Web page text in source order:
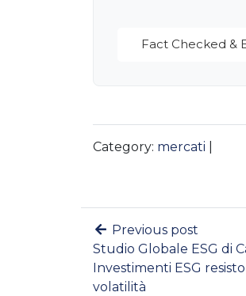
Fact Checked &
Category: mercati
Previous post
Studio Globale ESG di
Investimenti ESG
volatilità